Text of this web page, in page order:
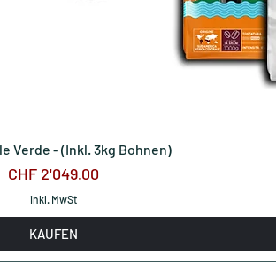
Verde - (Inkl. 3kg Bohnen)
Preis
CHF 2'049.00
inkl. MwSt
KAUFEN